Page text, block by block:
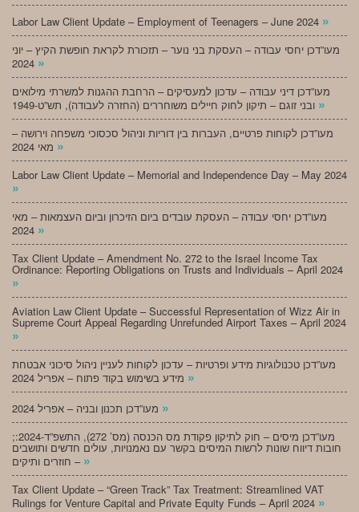
Labor Law Client Update – Employment of Teenagers – June 2024 »
מעו”דכן יחסי עבודה – העסקת בני נוער – תזכורת לקראת חופשת הקיץ – יוני
»
מעו”דכן דיני עבודה – עדכון למעסיקים – הרחבת ההגנות למשרתי מילואים
»
מעו”דכן לקוחות פרטיים, העברות בין דוריות וניהול סכסוכי משפחה וירושה –
»
Labor Law Client Update – Memorial and Independence Day – May 2024
»
מעו”דכן יחסי עבודה – העסקת עובדים ביום הזיכרון וביום העצמאות – מאי
»
Tax Client Update – Amendment No. 272 to the Israel Income Tax
Ordinance: Reporting Obligations on Trusts and Individuals – April 2024
»
Aviation Law Client Update – Successful Representation of Wizz Air in
Supreme Court Appeal Regarding Unrefunded Airport Taxes – April 2024
»
מעו”דכן טכנולוגיות מידע ופרטיות – עדכון לקוחות לעניין ניהול סיכוני אבטחת
»
»
;מעו”דכן מיסים – חוק לתיקון פקודת מס הכנסה (מס’ 272), התשפ”ד-2024:
חובות דיווח שונות לרשות המיסים בקשר עם נאמנויות, עולים חדשים ותושבים
חוזרים ותיקים – »
Tax Client Update – “Green Track” Tax Treatment: Streamlined VAT
Rulings for Venture Capital and Private Equity Funds – April 2024 »